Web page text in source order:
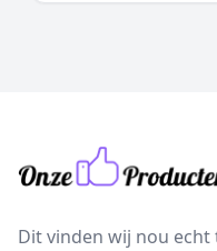
Dit vinden wij nou